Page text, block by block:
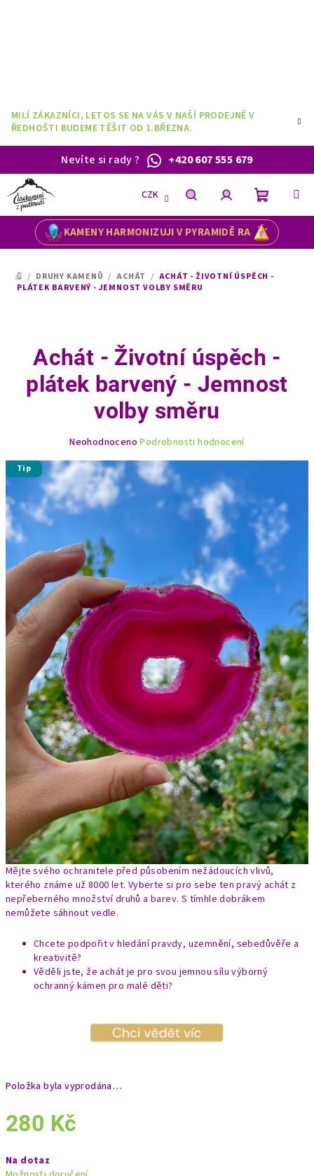
MILÍ ZÁKAZNÍCI, LETOS SE NA VÁS V NAŠÍ PRODEJNĚ V
ŘEDHOŠTI BUDEME TĚŠIT OD 1.BŘEZNA.
Nevíte si rady? +420 607 555 679
KAMENY HARMONIZUJI V PYRAMIDĚ RA
CZK
HledatPřihlášeníNákupní
DOMŮ
/ DRUHY KAMENŮ / ACHÁT / ACHÁT - ŽIVOTNÍ ÚSPĚCH -
PLÁTEK BARVENÝ - JEMNOST VOLBY SMĚRU
Mějte svého ochranitele před působením nežádoucích vlivů,
kterého známe už 8000 let. Vyberte si pro sebe ten pravý achát z
nepřeberného množství druhů a barev. S tímhle dobrákem
nemůžete sáhnout vedle.
Chcete podpořit v hledání pravdy, uzemnění, sebedůvěře a
kreativitě?
Věděli jste, že achát je pro svou jemnou sílu výborný
ochranný kámen pro malé děti?
Položka byla vyprodána…
280 Kč
cena:
Na dotaz
Achát - Životní úspěch -
plátek barvený - Jemnost
volby směru
produktu
je
0,0
z
5
hvězdiček.
Neohodnoceno Podrobnosti hodnocení
Tip